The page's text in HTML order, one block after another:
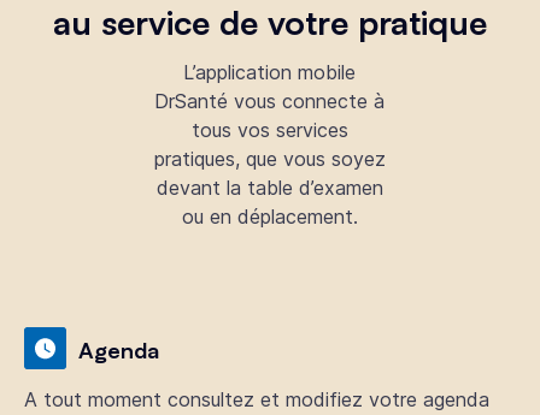
au service de votre pratique
L’application mobile
DrSanté vous connecte à
tous vos services
pratiques, que vous soyez
devant la table d’examen
ou en déplacement.
Agenda
A tout moment consultez et modifiez votre agenda